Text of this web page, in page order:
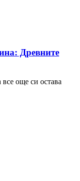
Древните
още си остава